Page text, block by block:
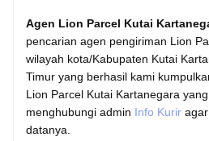
Agen Lion Parcel Kutai
pencarian agen pengiriman Lion
wilayah kota/Kabupaten Kutai
Timur yang berhasil kami
Lion Parcel Kutai Kartanegara
menghubungi admin Info Kurir
datanya.